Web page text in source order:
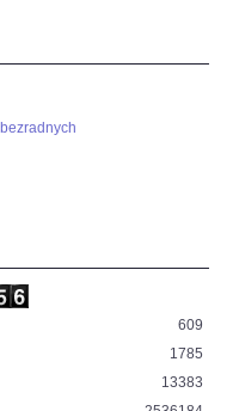
609
1785
13383